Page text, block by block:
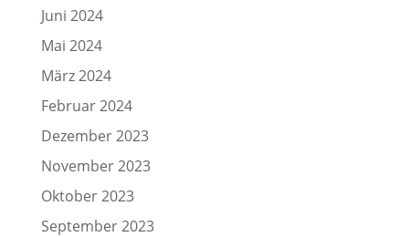
Juni 2024
Mai 2024
März 2024
Februar 2024
Dezember 2023
November 2023
Oktober 2023
September 2023